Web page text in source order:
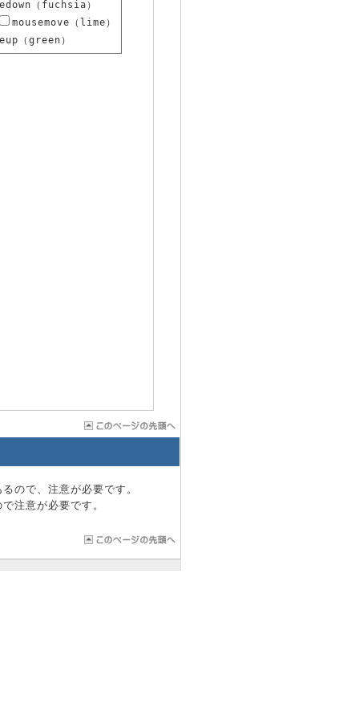
（fuchsia）
mousemove（lime）
（green）
ので、注意が必要です。
注意が必要です。